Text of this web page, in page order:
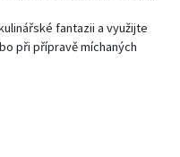
fantazii a využijte
při přípravě míchaných